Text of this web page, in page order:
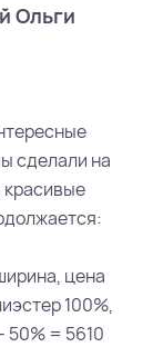
Ольги
сделали на
красивые
цена
100%,
50% = 5610